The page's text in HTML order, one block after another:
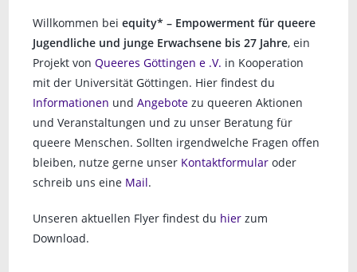
Willkommen beiequity* – Empowerment für queere
Jugendliche und junge Erwachsene bis 27 Jahre, ein
Projekt vonQueeres Göttingen e .V. in Kooperation
mit der Universität Göttingen. Hier findest du
Informationen undAngebote zu queeren Aktionen
und Veranstaltungen und zu unser Beratung für
queere Menschen. Sollten irgendwelche Fragen offen
bleiben, nutze gerne unser Kontaktformular oder
schreib uns eine Mail.
Unseren aktuellen Flyer findest du hier zum
Download.